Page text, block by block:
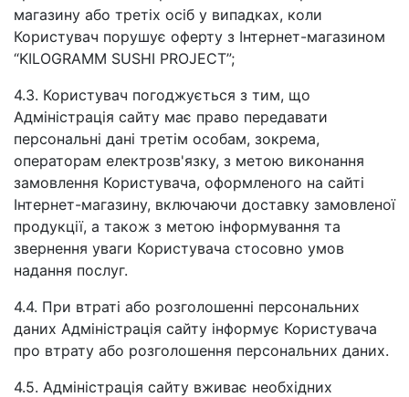
магазину або третіх осіб у випадках, коли
Користувач порушує оферту з Інтернет-магазином
“KILOGRAMM SUSHI PROJECT”;
4.3. Користувач погоджується з тим, що
Адміністрація сайту має право передавати
персональні дані третім особам, зокрема,
операторам електрозв'язку, з метою виконання
замовлення Користувача, оформленого на сайті
Інтернет-магазину, включаючи доставку замовленої
продукції, а також з метою інформування та
звернення уваги Користувача стосовно умов
надання послуг.
4.4. При втраті або розголошенні персональних
даних Адміністрація сайту інформує Користувача
про втрату або розголошення персональних даних.
4.5. Адміністрація сайту вживає необхідних